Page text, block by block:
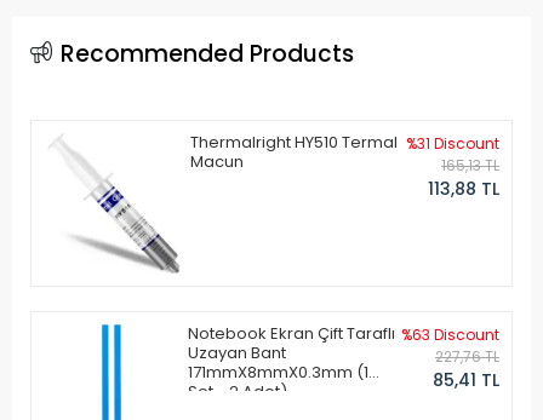
Recommended Products
Thermalright HY510 Termal
Macun
%31 Discount
165,13 TL
113,88 TL
Notebook Ekran Çift Taraflı
Uzayan Bant
171mmX8mmX0.3mm (1
Set - 2 Adet)
%63 Discount
227,76 TL
85,41 TL